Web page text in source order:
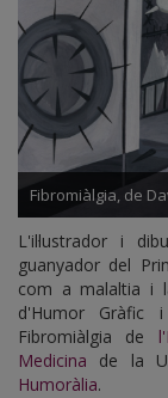
Fibromiàlgia, de
L'il·lustrador i
guanyador del
com a malaltia i
d'Humor Gràfic
Fibromiàlgia de
Medicina de la
Humoràlia.